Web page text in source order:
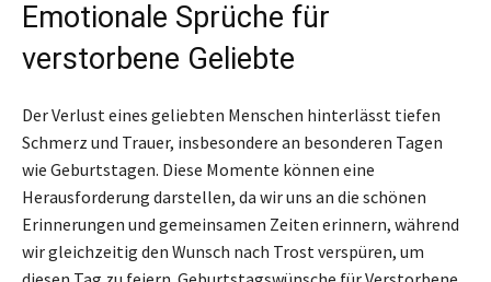
Emotionale Sprüche für
verstorbene Geliebte
Der Verlust eines geliebten Menschen hinterlässt tiefen
Schmerz und Trauer, insbesondere an besonderen Tagen
wie Geburtstagen. Diese Momente können eine
Herausforderung darstellen, da wir uns an die schönen
Erinnerungen und gemeinsamen Zeiten erinnern, während
wir gleichzeitig den Wunsch nach Trost verspüren, um